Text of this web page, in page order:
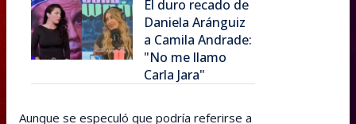
El duro recado de
Daniela Aránguiz
a Camila Andrade:
"No me llamo
Carla Jara"
Aunque se especuló que podría referirse a